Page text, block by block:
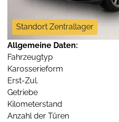
Standort Zentrallager
Allgemeine Daten:
Fahrzeugtyp
Karosserieform
Erst-Zul.
Getriebe
Kilometerstand
Anzahl der Türen